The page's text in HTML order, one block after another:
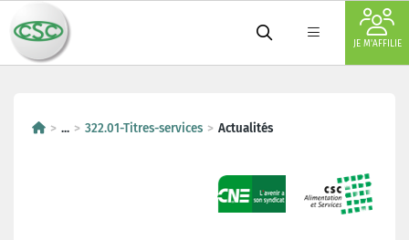
JE M'AFFILIE
... 322.01-Titres-services Actualités